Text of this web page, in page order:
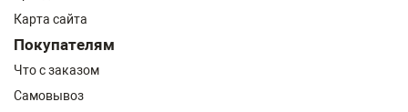
Карта сайта
Покупателям
Что с заказом
Самовывоз